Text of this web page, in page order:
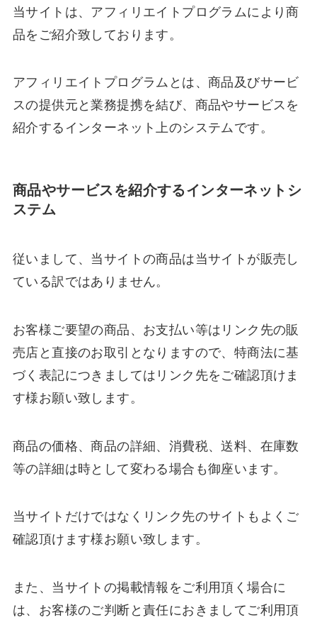
当サイトは、アフィリエイトプログラムにより商
品をご紹介致しております。
アフィリエイトプログラムとは、商品及びサービ
スの提供元と業務提携を結び、商品やサービスを
紹介するインターネット上のシステムです。
商品やサービスを紹介するインターネットシ
ステム
従いまして、当サイトの商品は当サイトが販売し
ている訳ではありません。
お客様ご要望の商品、お支払い等はリンク先の販
売店と直接のお取引となりますので、特商法に基
づく表記につきましてはリンク先をご確認頂けま
す様お願い致します。
商品の価格、商品の詳細、消費税、送料、在庫数
等の詳細は時として変わる場合も御座います。
当サイトだけではなくリンク先のサイトもよくご
確認頂けます様お願い致します。
また、当サイトの掲載情報をご利用頂く場合に
は、お客様のご判断と責任におきましてご利用頂